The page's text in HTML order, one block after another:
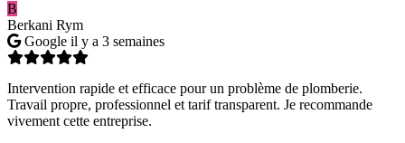
B
Berkani Rym
Google il y a 3 semaines
Intervention rapide et efficace pour un problème de plomberie.
Travail propre, professionnel et tarif transparent. Je recommande
vivement cette entreprise.